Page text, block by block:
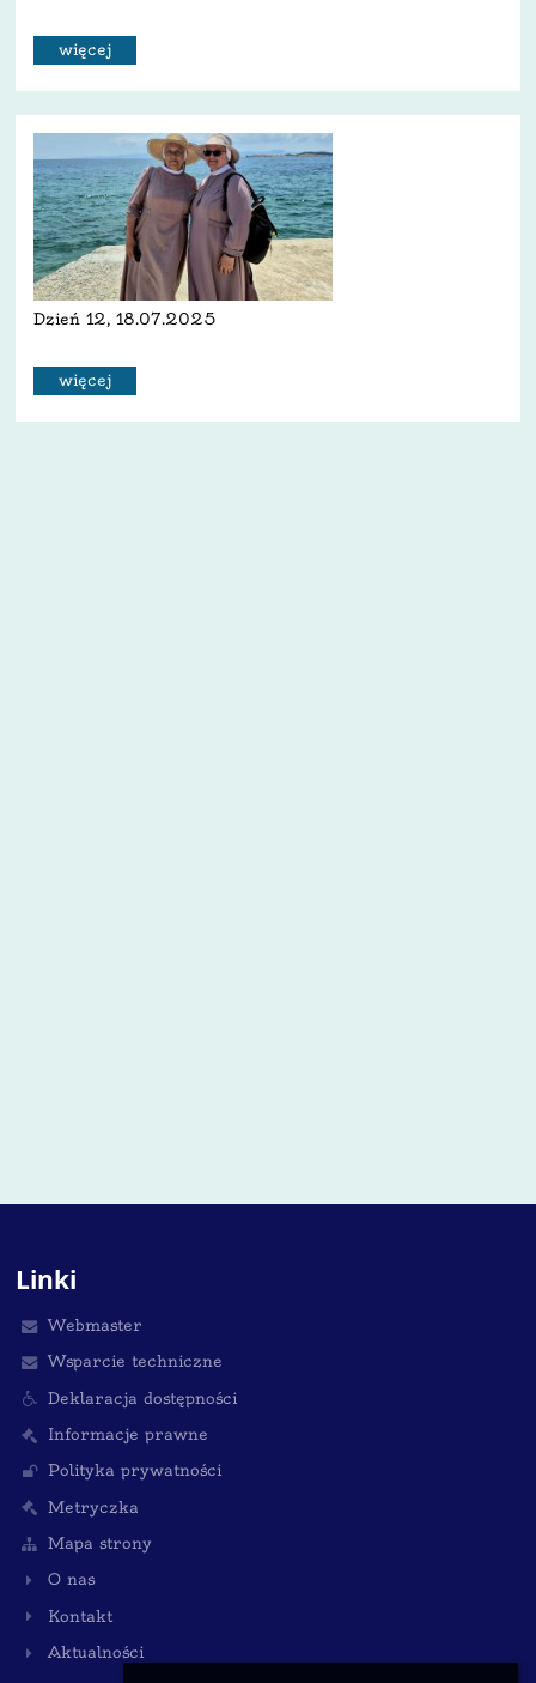
więcej
Dzień 12, 18.07.2025
więcej
Linki
Webmaster
Wsparcie techniczne
Deklaracja dostępności
Informacje prawne
Polityka prywatności
Metryczka
Mapa strony
O nas
Kontakt
Aktualności